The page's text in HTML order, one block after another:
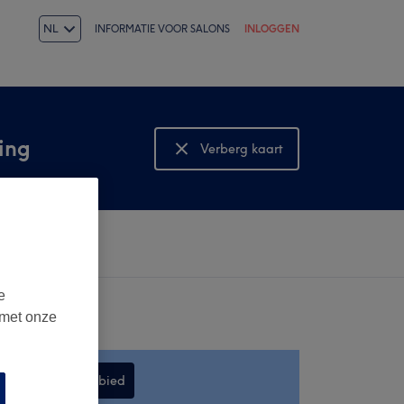
NL INFORMATIE VOOR SALONS INLOGGEN
Verberg kaart
Bekijk kaart
Zoek dit gebied
onze